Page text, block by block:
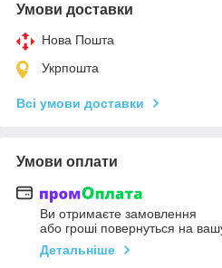
Умови доставки
Нова Пошта
Укрпошта
Всі умови доставки
Умови оплати
Ви отримаєте замовлення
або гроші повернуться на
Детальніше